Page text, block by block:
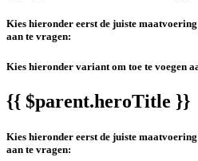
Kies hieronder eerst de juiste
aan te vragen:
Kies hieronder variant om toe te voegen
{{ $parent.heroTitle }}
Kies hieronder eerst de juiste
aan te vragen: